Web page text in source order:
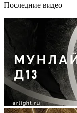
Последние видео